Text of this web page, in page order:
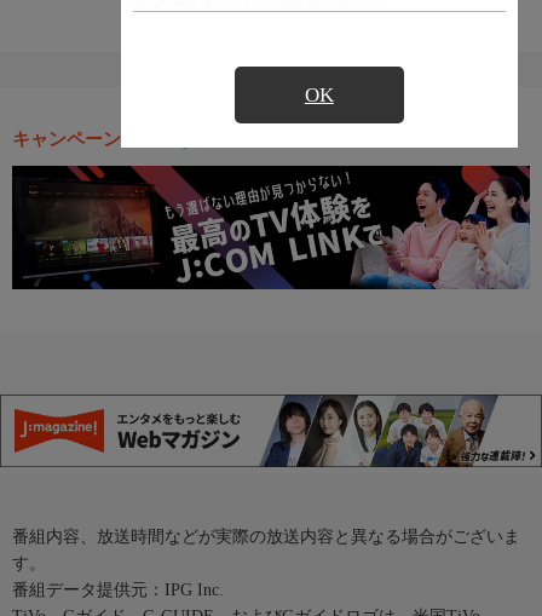
OK
キャンペーン・お得な情報
番組内容、放送時間などが実際の放送内容と異なる場合がございま
す。
番組データ提供元：IPG Inc.